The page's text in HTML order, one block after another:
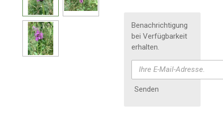
Benachrichtigung
bei Verfügbarkeit
erhalten.
Senden